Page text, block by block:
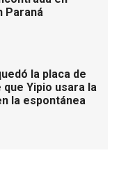
Paraná
la placa de
Yipio usara la
la espontánea